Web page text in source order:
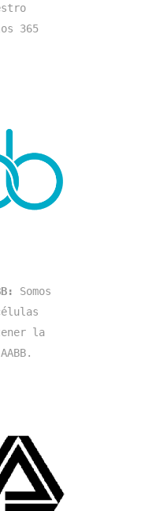
365
Somos
la